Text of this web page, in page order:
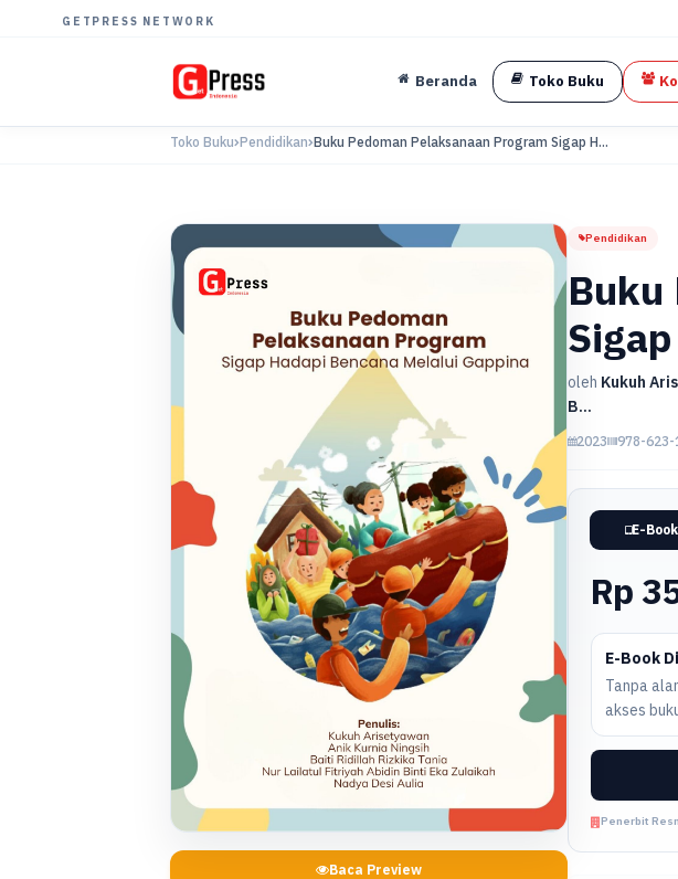
GETPRESS NETWORK
Beranda Toko Buku
Toko Buku Pendidikan Buku Pedoman Pelaksanaan Program Sigap H...
Baca Preview
Pendidikan
Buku
oleh Kukuh
B...
2023 978-
E-Book
Rp
E-Book
Tanpa
akses
Penerbit